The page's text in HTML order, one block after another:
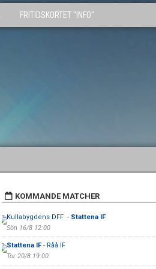
FRITIDSKORTET "INFO"
KOMMANDE MATCHER
Kullabygdens DFF - Stattena IF
Sön 16/8 12:00
Stattena IF- Råå IF
Tor 20/8 19:00